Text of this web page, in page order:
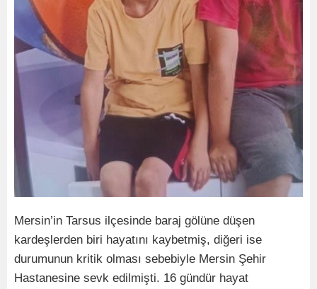
Mersin’in Tarsus ilçesinde baraj gölüne düşen
kardeşlerden biri hayatını kaybetmiş, diğeri ise
durumunun kritik olması sebebiyle Mersin Şehir
Hastanesine sevk edilmişti. 16 gündür hayat